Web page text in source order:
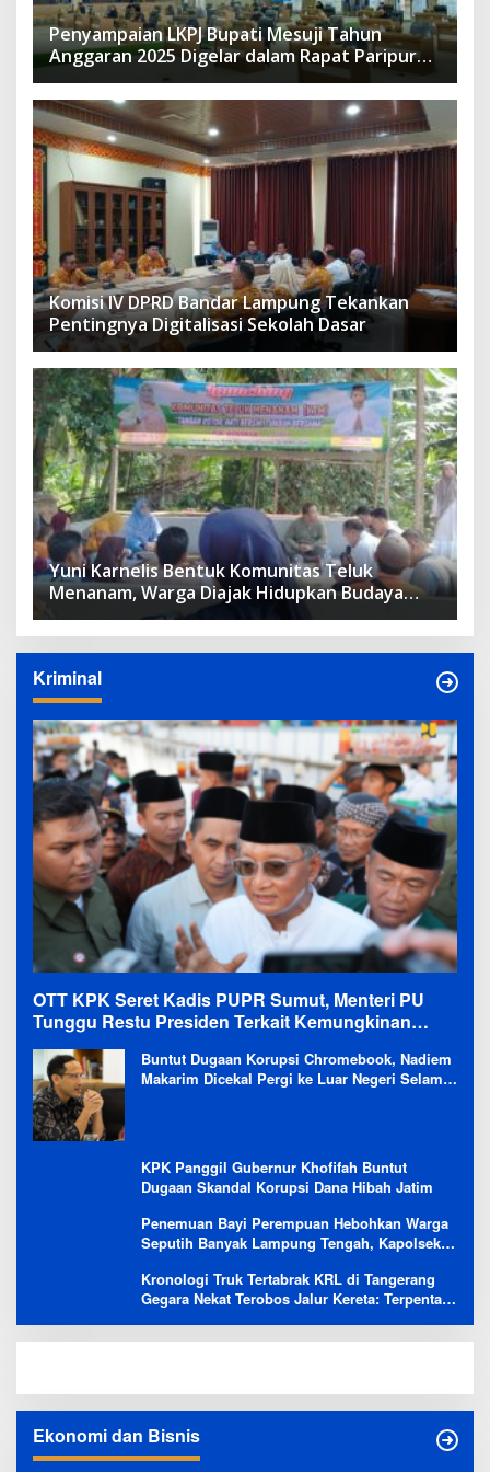
Penyampaian LKPJ Bupati Mesuji Tahun
Anggaran 2025 Digelar dalam Rapat Paripurna
DPRD
Komisi IV DPRD Bandar Lampung Tekankan
Pentingnya Digitalisasi Sekolah Dasar
Yuni Karnelis Bentuk Komunitas Teluk
Menanam, Warga Diajak Hidupkan Budaya
Tanam
Kriminal
OTT KPK Seret Kadis PUPR Sumut, Menteri PU
Tunggu Restu Presiden Terkait Kemungkinan
Buntut Dugaan Korupsi Chromebook, Nadiem
Makarim Dicekal Pergi ke Luar Negeri Selama
KPK Panggil Gubernur Khofifah Buntut
Dugaan Skandal Korupsi Dana Hibah Jatim
Penemuan Bayi Perempuan Hebohkan Warga
Seputih Banyak Lampung Tengah, Kapolsek:
Kronologi Truk Tertabrak KRL di Tangerang
Gegara Nekat Terobos Jalur Kereta: Terpental,
Ekonomi dan Bisnis